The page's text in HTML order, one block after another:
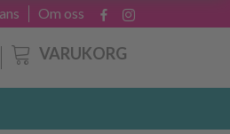
Om oss
VARUKORG